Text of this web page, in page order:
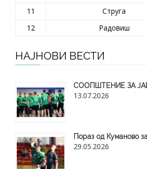
11
Струга
12
Радовиш
НАЈНОВИ ВЕСТИ
СООПШТЕНИЕ ЗА
13.07.2026
Пораз од Куманово
29.05.2026